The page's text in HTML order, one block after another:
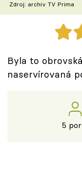
Speciál:
Těhotnej
Sledujte
Zdroj: archiv TV Prima
Byla to
naservírovaná
5